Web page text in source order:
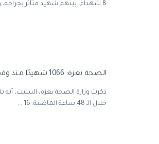
8 شهداء، بينهم شهيد متأثر بجراحه، و17 إصابة ...
الصحة بغزة: 1066 شهيدًا منذ وقف إطلاق النار
ذكرت وزارة الصحة بغزة، السبت،
خلال الـ 48 ساعة الماضية. 16 ...